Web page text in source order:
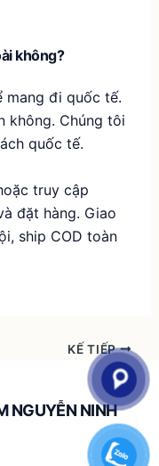
không?
mang đi quốc tế.
không. Chúng tôi
quốc tế.
truy cập
đặt hàng. Giao
ship COD toàn
KẾ TIẾP
NGUYỄN NINH